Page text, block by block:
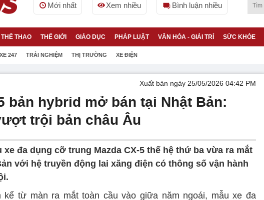
Mới nhất Xem nhiều Bình luận nhiều
THỂ THAO THẾ GIỚI GIÁO DỤC PHÁP LUẬT VĂN HÓA - GIẢI TRÍ SỨC KHỎE
247 TRẢI NGHIỆM THỊ TRƯỜNG XE ĐIỆN
Xuất bản ngày 25/05/2026 04:42 PM
bản hybrid mở bán tại Nhật Bản:
trội bản châu Âu
xe đa dụng cỡ trung Mazda CX-5 thế hệ thứ ba vừa ra mắt
với hệ truyền động lai xăng điện có thông số vận hành
kể từ màn ra mắt toàn cầu vào giữa năm ngoái, mẫu xe đa